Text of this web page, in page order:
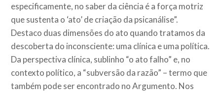
especificamente, no saber da ciência é a força motriz
que sustenta o ‘ato’ de criação da psicanálise”.
Destaco duas dimensões do ato quando tratamos da
descoberta do inconsciente: uma clínica e uma política.
Da perspectiva clínica, sublinho “o ato falho” e, no
contexto político, a “subversão da razão” – termo que
também pode ser encontrado no Argumento. Nos